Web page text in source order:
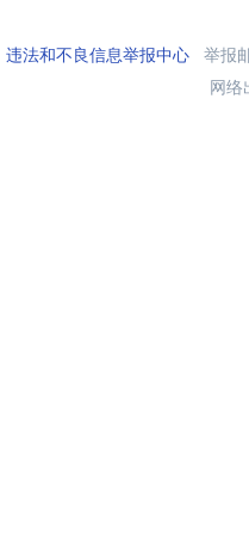
违法和不良信息举报中心举报
网